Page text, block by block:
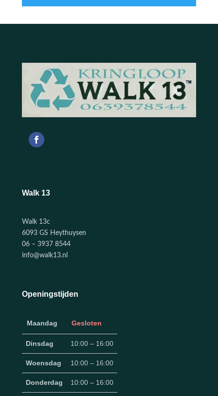
Walk 13
Walk 13c
6093 GS Heythuysen
06 – 3937 8544
info@walk13.nl
Openingstijden
Maandag Gesloten
Dinsdag 10:00 – 16:00
Woensdag 10:00 – 16:00
Donderdag 10:00 – 16:00